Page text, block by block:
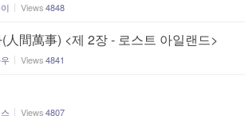
Views4848
人間萬事) <제 2장 - 로스트 아일랜드>
Views4841
Views4807